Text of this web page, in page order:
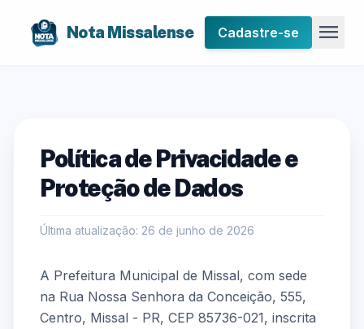
Nota Missalense Cadastre-se menu
Política de Privacidade e
Proteção de Dados
Última atualização: 26 de junho de 2026
A Prefeitura Municipal de Missal, com sede
na Rua Nossa Senhora da Conceição, 555,
Centro, Missal - PR, CEP 85736-021, inscrita